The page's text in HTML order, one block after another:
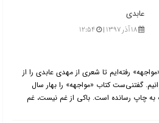
عابدی
۱۸ آذر ۱۳۹۷ | ۱۲:۵۴
رفته‌ایم تا شعری از مهدی عابدی را از
گفتنی‌ست کتاب «مواجهه» را بهار سال
به چاپ رسانده است. باکی از غم نیست، غم